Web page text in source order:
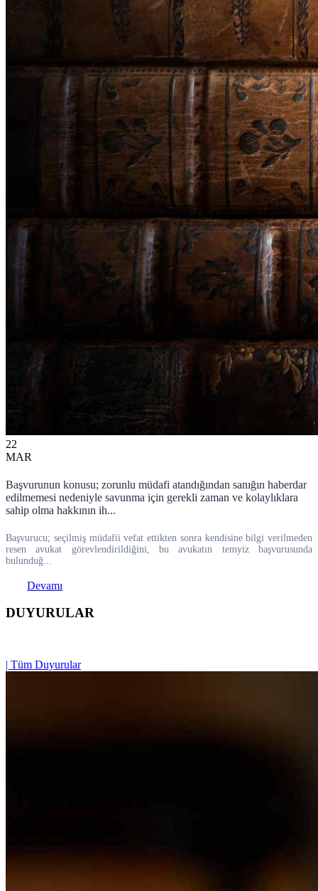
22
MAR
Başvurunun konusu; zorunlu müdafi atandığından sanığın haberdar
edilmemesi nedeniyle savunma için gerekli zaman ve kolaylıklara
sahip olma hakkının ih...
Başvurucu; seçilmiş müdafii vefat ettikten sonra kendisine bilgi verilmeden
resen avukat görevlendirildiğini, bu avukatın temyiz başvurusunda
bulunduğ...
Devamı
DUYURULAR
| Tüm Duyurular